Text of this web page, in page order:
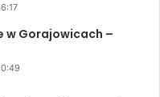
w Gorajowicach –